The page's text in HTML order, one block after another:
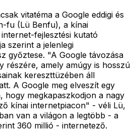
vitatéma a Google eddigi és
fu (Lü Benfu), a kínai
fejlesztési kutató
szerint a jelenlegi
győztese. "A Google távozása
részére, amely amúgy is hosszú
kereszttüzében áll
A Google meg elveszít egy
hogy megkapaszkodjon a nagy
kínai internetpiacon" - véli Lü,
van a világon a legtöbb - a
360 millió - internetező.